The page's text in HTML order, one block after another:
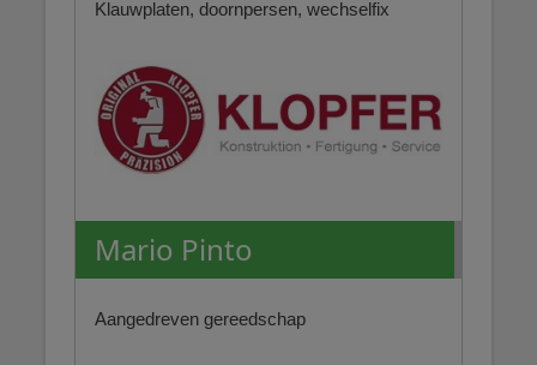
Klauwplaten, doornpersen, wechselfix
Mario Pinto
Aangedreven gereedschap